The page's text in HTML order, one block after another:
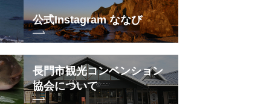
公式Instagram ななび
長門市観光コンベンション
協会について